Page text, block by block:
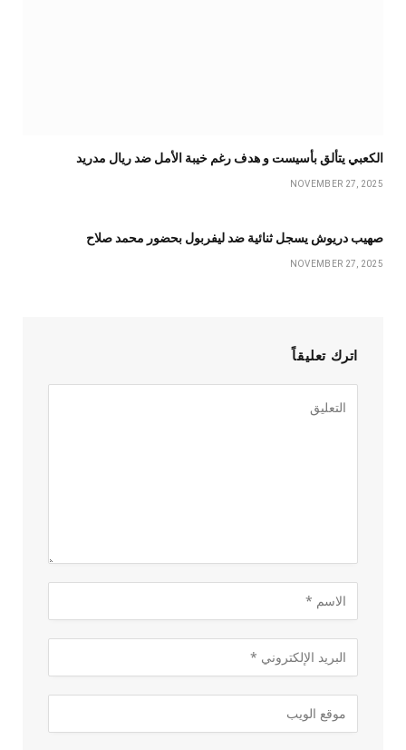
الكعبي يتألق بأسيست و هدف رغم خيبة الأمل ضد ريال مدريد
NOVEMBER 27, 2025
صهيب دريوش يسجل ثنائية ضد ليفربول بحضور محمد صلاح
NOVEMBER 27, 2025
اترك تعليقاً